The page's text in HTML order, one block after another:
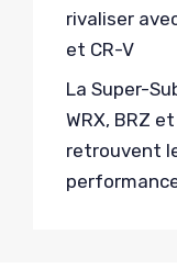
rivaliser
et CR-V
La Super-
WRX, BRZ
retrouvent